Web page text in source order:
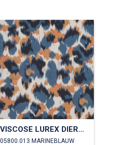
VISCOSE LUREX DIERENHUID
05800.013 MARINEBLAUW